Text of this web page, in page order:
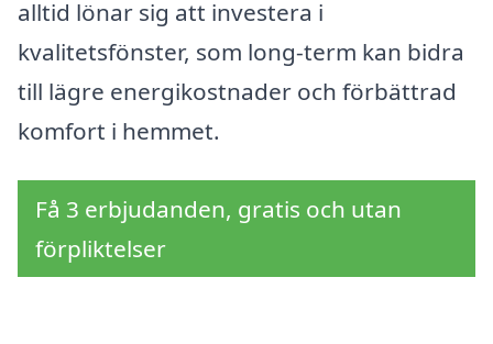
alltid lönar sig att investera i
kvalitetsfönster, som long-term kan bidra
till lägre energikostnader och förbättrad
komfort i hemmet.
Få 3 erbjudanden, gratis och utan
förpliktelser